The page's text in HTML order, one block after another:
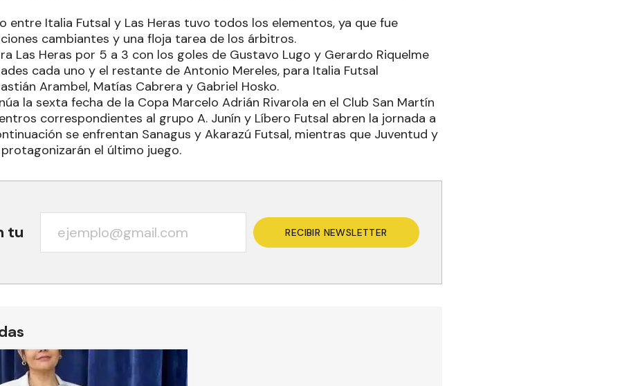
entre Italia Futsal y Las Heras tuvo todos los elementos, ya que fue
cambiantes y una floja tarea de los árbitros.
Las Heras por 5 a 3 con los goles de Gustavo Lugo y Gerardo Riquelme
cada uno y el restante de Antonio Mereles, para Italia Futsal
Arambel, Matías Cabrera y Gabriel Hosko.
la sexta fecha de la Copa Marcelo Adrián Rivarola en el Club San Martín
correspondientes al grupo A. Junín y Líbero Futsal abren la jornada a
se enfrentan Sanagus y Akarazú Futsal, mientras que Juventud y
el último juego.
tu RECIBIR NEWSLETTER